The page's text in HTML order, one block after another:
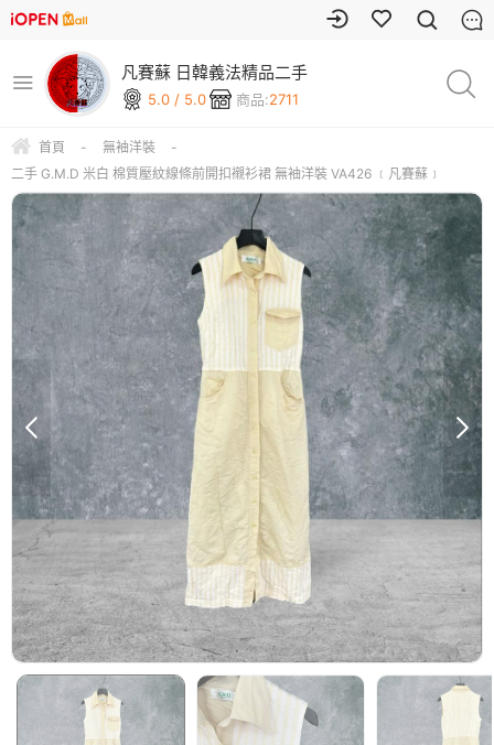
凡賽蘇 日韓義法精品二手
5.0 / 5.0 商品:2711
首頁 - 無袖洋裝
-
二手 G.M.D 米白 棉質壓紋線條前開扣襯衫裙 無袖洋裝 VA426 ﹝凡賽蘇﹞